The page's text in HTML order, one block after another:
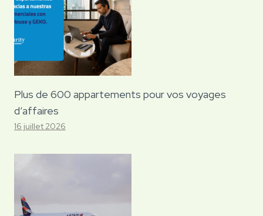
Plus de 600 appartements pour vos voyages
d’affaires
16 juillet 2026